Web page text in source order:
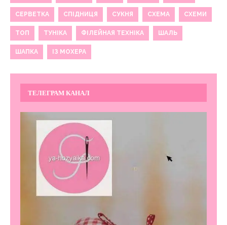
СЕРВЕТКА СПІДНИЦЯ СУКНЯ СХЕМА СХЕМИ
ТОП ТУНІКА ФІЛЕЙНАЯ ТЕХНІКА ШАЛЬ
ШАПКА ІЗ МОХЕРА
ТЕЛЕГРАМ КАНАЛ